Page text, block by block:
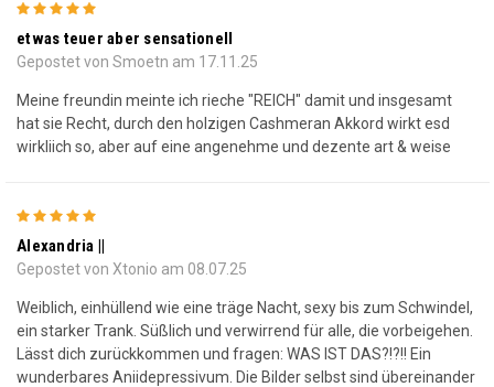
etwas teuer aber sensationell
Gepostet von Smoetn am 17.11.25
Meine freundin meinte ich rieche "REICH" damit und insgesamt
hat sie Recht, durch den holzigen Cashmeran Akkord wirkt esd
wirkliich so, aber auf eine angenehme und dezente art & weise
Alexandria ||
Gepostet von Xtonio am 08.07.25
Weiblich, einhüllend wie eine träge Nacht, sexy bis zum Schwindel,
ein starker Trank. Süßlich und verwirrend für alle, die vorbeigehen.
Lässt dich zurückkommen und fragen: WAS IST DAS?!?!! Ein
wunderbares Aniidepressivum. Die Bilder selbst sind übereinander